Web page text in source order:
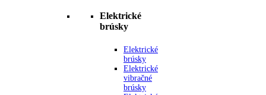
Elektrické
brúsky
Elektrické
brúsky
Elektrické
vibračné
brúsky